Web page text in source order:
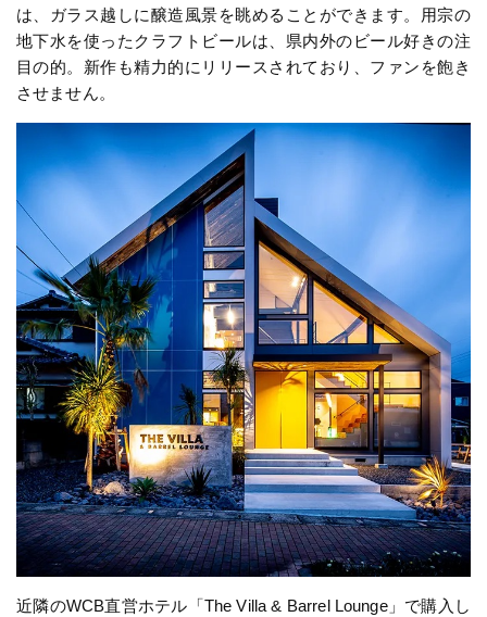
は、ガラス越しに醸造風景を眺めることができます。用宗の
地下水を使ったクラフトビールは、県内外のビール好きの注
目の的。新作も精力的にリリースされており、ファンを飽き
させません。
近隣のWCB直営ホテル「The Villa & Barrel Lounge」で購入し